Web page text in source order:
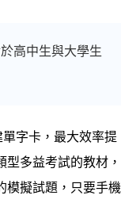
高中生與大學生
字卡，最大效率提
型多益考試的教材，
模擬試題，只要手機